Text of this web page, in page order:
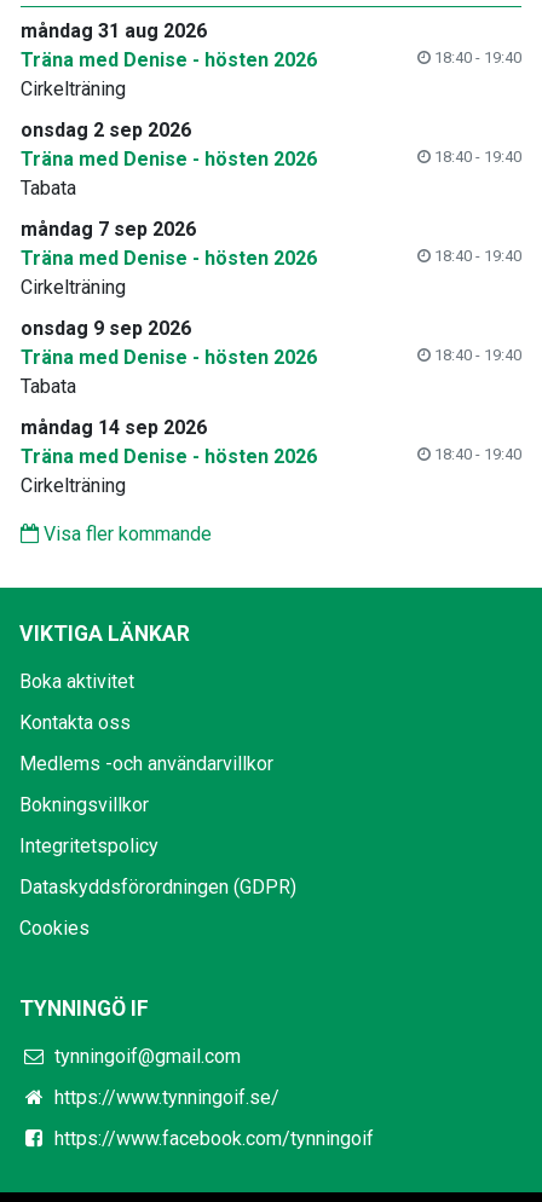
måndag 31 aug 2026
Träna med Denise - hösten 2026
18:40 - 19:40
Cirkelträning
onsdag 2 sep 2026
Träna med Denise - hösten 2026
18:40 - 19:40
Tabata
måndag 7 sep 2026
Träna med Denise - hösten 2026
18:40 - 19:40
Cirkelträning
onsdag 9 sep 2026
Träna med Denise - hösten 2026
18:40 - 19:40
Tabata
måndag 14 sep 2026
Träna med Denise - hösten 2026
18:40 - 19:40
Cirkelträning
Visa fler kommande
VIKTIGA LÄNKAR
Boka aktivitet
Kontakta oss
Medlems -och användarvillkor
Bokningsvillkor
Integritetspolicy
Dataskyddsförordningen (GDPR)
Cookies
TYNNINGÖ IF
tynningoif@gmail.com
https://www.tynningoif.se/
https://www.facebook.com/tynningoif